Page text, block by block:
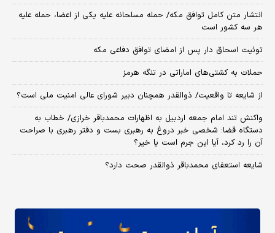
انتشار متن کامل توافق مکه/ حمله مسلحانه علیه یکی از اعضا، حمله علیه
هر سه کشور است
توئیت اسحاق دار پس از امضای توافق دفاعی مکه
حملات به کشتی‌های اماراتی در تنگه هرمز
از شایعه تا واقعیت/ ذوالقدر همچنان دبیر شورای ‌عالی امنیت ملی است؟
واکنش تند امام جمعه اردبیل به اظهارات محمدباقر خرازی/ خطاب به
دستگاه قضا: شخصی خبر دروغ به رهبری بست و دفتر رهبری با صراحت
آن را رد کرد، آیا این جرم است یا خیر؟
شایعه استعفای محمدباقر ذوالقدر صحت دارد؟